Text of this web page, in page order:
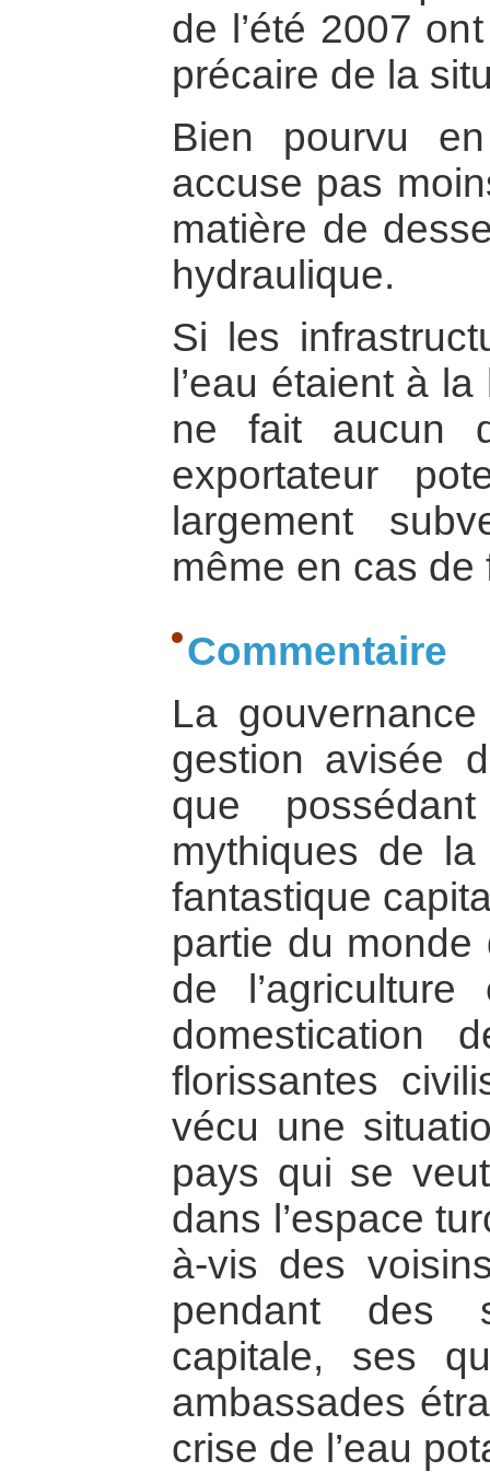
de l’été 2007
précaire de la
Bien pourvu
accuse pas
matière de
hydraulique.
Si les
l’eau étaient à
ne fait aucun
exportateur
largement
même en cas
Commentaire
La
gestion avisée
que
mythiques de
fantastique
partie du
de
domestication
florissantes
vécu une
pays qui se
dans l’espace
à-vis des
pendant des
capitale, ses
ambassades
crise de l’eau